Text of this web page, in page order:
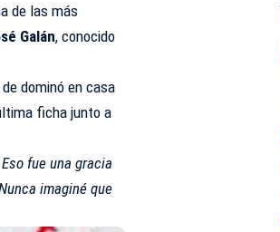
de las más
Galán, conocido
dominó en casa
ficha junto a
fue una gracia
imaginé que